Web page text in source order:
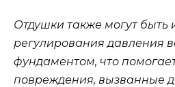
Отдушки также могут быть
регулирования давления
фундаментом, что
повреждения, вызванные